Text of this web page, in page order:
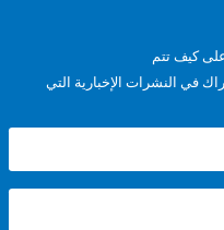
الإخبارية التي